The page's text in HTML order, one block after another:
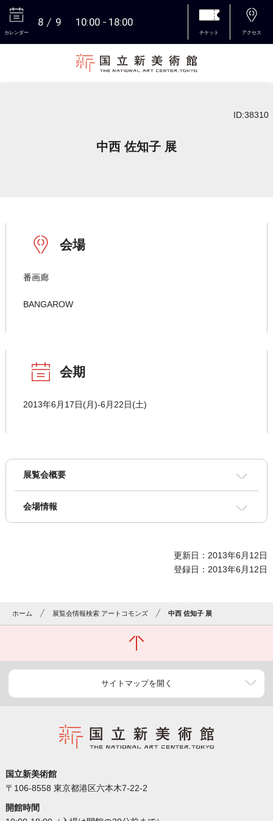
カレンダー
8 9 10:00 18:00
チケット アクセス
ID:38310
中西 佐知子 展
会場
番画廊
BANGAROW
会期
2013年6月17日(月)-6月22日(土)
展覧会概要
会場情報
更新日：2013年6月12日
登録日：2013年6月12日
ホーム 展覧会情報検索 アートコモンズ 中西 佐知子 展
サイトマップを開く
国立新美術館
〒106-8558 東京都港区六本木7-22-2
開館時間